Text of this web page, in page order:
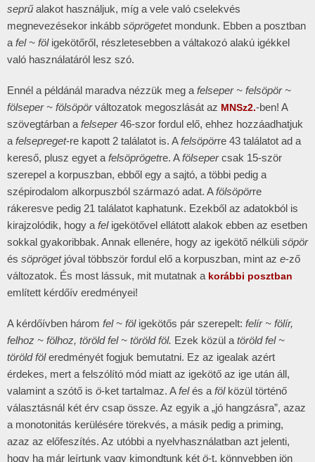
seprűalakot használjuk, míg a vele való cselekvés
megnevezésekor inkább söprögetet mondunk. Ebben a posztban
a fel ~ föligekötőről, részletesebben a váltakozó alakú igékkel
való használatáról lesz szó.
Ennél a példánál maradva nézzük meg a felseper ~ felsöpör ~
fölseper ~ fölsöpörváltozatok megoszlását az MNSz2.-ben! A
szövegtárban a felseper46-szor fordul elő, ehhez hozzáadhatjuk
a felsepreget-re kapott 2 találatot is. Afelsöpörre 43 találatot ad a
kereső, plusz egyet a felsöprögetre. Afölsepercsak 15-ször
szerepel a korpuszban, ebből egy a sajtó, a többi pedig a
szépirodalom alkorpuszból származó adat. Afölsöpörre
rákeresve pedig 21 találatot kaphatunk. Ezekből az adatokból is
kirajzolódik, hogy a feligekötővel ellátott alakok ebben az esetben
sokkal gyakoribbak. Annak ellenére, hogy az igekötő nélküli söpör
és söprögetjóval többször fordul elő a korpuszban, mint az e-ző
változatok. És most lássuk, mit mutatnak a korábbi posztban
említett kérdőív eredményei!
A kérdőívben három fel ~ föligekötős pár szerepelt: felír ~ fölír,
felhoz ~ fölhoz, töröld fel ~ töröld föl. Ezek közül a töröld fel ~
töröld föleredményét fogjuk bemutatni. Ez az igealak azért
érdekes, mert a felszólító mód miatt az igekötő az ige után áll,
valamint a szótő is ö-ket tartalmaz. Afelés a fölközül történő
választásnál két érv csap össze. Az egyik a „jó hangzásra”, azaz
a monotonitás kerülésére törekvés, a másik pedig a priming,
azaz az előfeszítés. Az utóbbi a nyelvhasználatban azt jelenti,
hogy ha már leírtunk vagy kimondtunk két ö-t, könnyebben jön